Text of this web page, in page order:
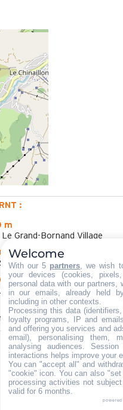
:
m
Grand-Bornand Village
m
aus
m
Loipen aus
Winter aus
4,17
/ 5
(6 Meinung
Welcome
With our 5 partners, we wish
your devices (cookies,
personal data with our partners,
in our emails, already held
including in other contexts.
Processing this data
loyalty programs, IP and
and offering you services and
email), personalising them,
analysing audiences.
interactions helps improve your
You can "accept all" and
"cookie" icon. You can also
processing activities not
valid for 6 months.